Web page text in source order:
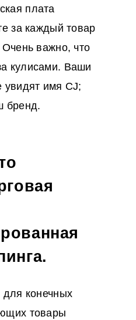
плата
за каждый товар
важно, что
кулисами. Ваши
увидят имя CJ;
бренд.
конечных
товары